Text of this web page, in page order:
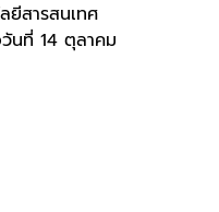
ยีสารสนเทศ
นที่ 14 ตุลาคม